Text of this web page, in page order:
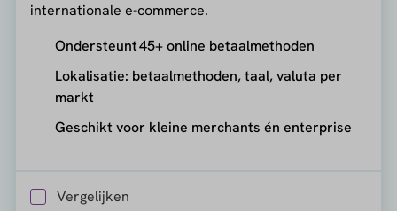
internationale e-commerce.
Ondersteunt 45+ online betaalmethoden
Lokalisatie: betaalmethoden, taal, valuta per
markt
Geschikt voor kleine merchants én enterprise
Vergelijken